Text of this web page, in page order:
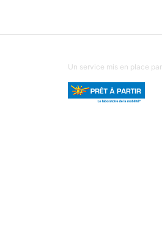
Un service mis en place par